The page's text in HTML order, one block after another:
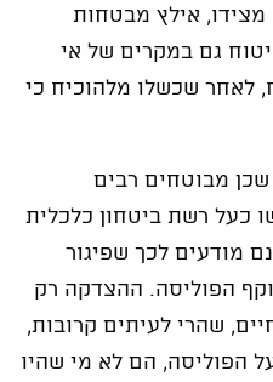
מצידו, אילץ מבטחות
גם במקרים של אי
לאחר שכשלו מלהוכיח כי
מבוטחים רבים
כעל רשת ביטחון כלכלית
מודעים לכך שפיגור
הפוליסה. ההצדקה רק
שהרי לעיתים קרובות,
הפוליסה, הם לא מי שהיו